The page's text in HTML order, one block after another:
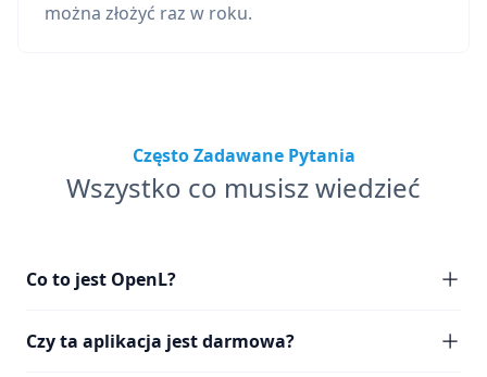
można złożyć raz w roku.
Często Zadawane Pytania
Wszystko co musisz wiedzieć
Co to jest OpenL?
Czy ta aplikacja jest darmowa?